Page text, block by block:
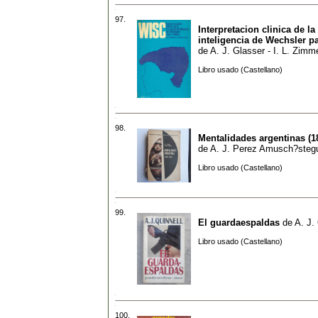
97.
Interpretacion clinica de la
inteligencia de Wechsler
de A. J. Glasser - I. L.
Libro usado (Castellano)
98.
Mentalidades argentinas
de A. J. Perez
Libro usado (Castellano)
99.
El guardaespaldas de A. J.
Libro usado (Castellano)
100.